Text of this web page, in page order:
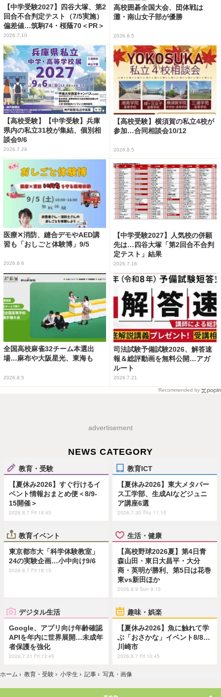
【中学受験2027】四谷大塚、第2
回合不合判定テスト（7/5実施）
偏差値…筑駒74・桜蔭70＜PR＞
2026.7.10
高校囲碁全国大会、団体戦は
灘・南山女子部が優勝
2026.8.5
【高校受験】【中学受験】兵庫
県内の私立31校が集結、個別相
談会9/6
2026.7.28
【高校受験】横須賀の私立4校が
参加…合同相談会10/12
2026.8.5
医療✕消防、縫合デモやAED講
習も「おしごと体験博」9/5
2026.8.6
【中学受験2027】人気校の併願
先は…四谷大塚「第2回合不合判
定テスト」結果
2026.7.16
全国高校麻雀32チーム本選出
場…麻布や大阪星光、東海も
2026.8.5
司法試験予備試験2026、解答速
報＆総評動画を無料公開…アガ
ルート
2026.7.21
Recommended by
advertisement
NEWS CATEGORY
教育・受験
【夏休み2026】すぐ行けるイ
ベント情報おまとめ便＜8/9-
15開催＞
2026.8.7 Fri 19:45
教育ICT
【夏休み2026】東大メタバー
ス工学部、生成AIなどジュニ
ア講座6選
2026.7.30 Thu 11:15
教育イベント
東京都市大「科学体験教室」
24の実験企画…小中向け9/6
2026.8.7 Fri 18:15
生活・健康
【高校野球2026夏】第4日青
森山田・東日大昌平・大分
商・英明が勝利、第5日は花巻
東vs新田ほか
2026.8.9 Sun 9:15
デジタル生活
Google、アプリ向け年齢確認
APIを年内に世界展開…未成年
者保護を強化
2026.7.31 Fri 13:45
趣味・娯楽
【夏休み2026】魚に触れて学
ぶ「おさかな」イベント8/8…
川崎市
2026.8.7 Fri 10:45
ホーム › 教育・受験 › 小学生 › 記事 › 写真・画像